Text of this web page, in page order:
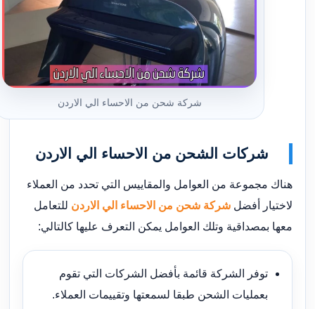
شركة شحن من الاحساء الي الاردن
شركات الشحن من الاحساء الي الاردن
هناك مجموعة من العوامل والمقاييس التي تحدد من العملاء
لاختيار أفضلشركة شحن من الاحساء الي الاردنللتعامل
معها بمصداقية وتلك العوامل يمكن التعرف عليها كالتالي:
توفر الشركة قائمة بأفضل الشركات التي تقوم
بعمليات الشحن طبقا لسمعتها وتقييمات العملاء.